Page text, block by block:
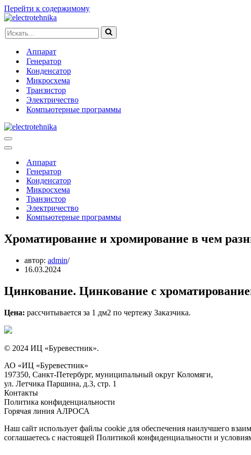
Перейти к содержимому
Искать...
Аппарат
Генератор
Конденсатор
Микросхема
Транзистор
Электричество
Компьютерные программы
Меню
навигации
Меню
навигацииАппарат
Генератор
Конденсатор
Микросхема
Транзистор
Электричество
Компьютерные программы
Хроматирование и хромирование в чем
автор: admin
16.03.2024
Цинкование. Цинкование с
Цена: рассчитывается за 1 дм2 по чертежу Заказчика.
© 2024 ИЦ «Буревестник».
АО «ИЦ «Буревестник»
197350, Санкт-Петербург, муниципальный округ Коломяги,
ул. Летчика Паршина, д.3, стр. 1
Контакты
Политика конфиденциальности
Горячая линия АЛРОСА
Наш сайт использует файлы cookie для обеспечения наилучшего
соглашаетесь с настоящей Политикой конфиденциальности и